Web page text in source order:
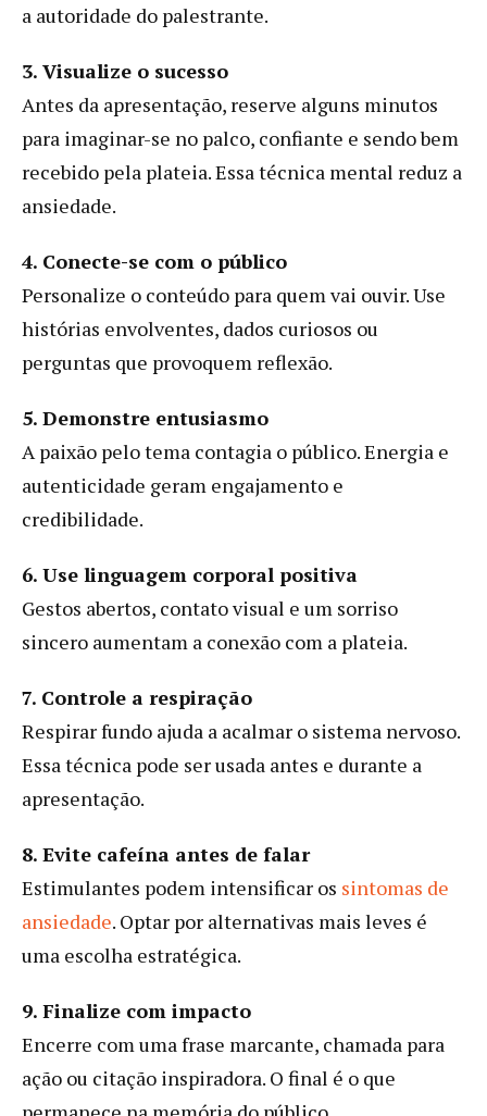
a autoridade do palestrante.
3. Visualize o sucesso
Antes da apresentação, reserve alguns minutos
para imaginar-se no palco, confiante e sendo bem
recebido pela plateia. Essa técnica mental reduz a
ansiedade.
4. Conecte-se com o público
Personalize o conteúdo para quem vai ouvir. Use
histórias envolventes, dados curiosos ou
perguntas que provoquem reflexão.
5. Demonstre entusiasmo
A paixão pelo tema contagia o público. Energia e
autenticidade geram engajamento e
credibilidade.
6. Use linguagem corporal positiva
Gestos abertos, contato visual e um sorriso
sincero aumentam a conexão com a plateia.
7. Controle a respiração
Respirar fundo ajuda a acalmar o sistema nervoso.
Essa técnica pode ser usada antes e durante a
apresentação.
8. Evite cafeína antes de falar
Estimulantes podem intensificar os sintomas de
ansiedade. Optar por alternativas mais leves é
uma escolha estratégica.
9. Finalize com impacto
Encerre com uma frase marcante, chamada para
ação ou citação inspiradora. O final é o que